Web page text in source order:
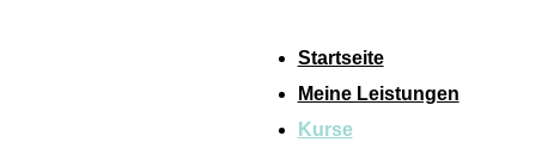
Startseite
Meine Leistungen
Kurse